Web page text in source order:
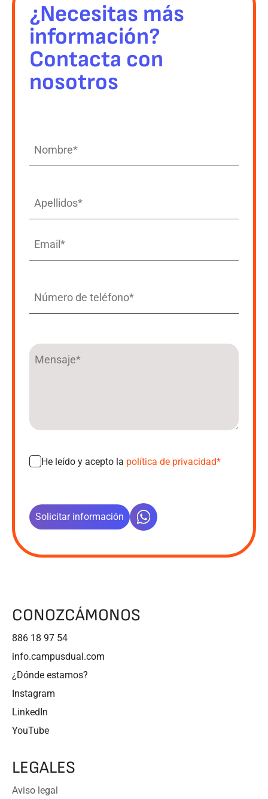
¿Necesitas más
información?
Contacta con
nosotros
He leído y acepto la política de privacidad*
CONOZCÁMONOS
886 18 97 54
info.campusdual.com
¿Dónde estamos?
Instagram
LinkedIn
YouTube
LEGALES
Aviso legal